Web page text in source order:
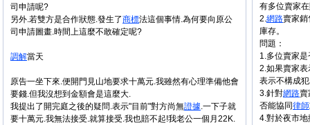
司申請呢?
另外.若雙方是合作狀態.發生了商標法這個事情.為何要向原公
司申請圖畫.時間上這麼不敢確定呢?
調解當天
原告一坐下來.便開門見山地要求十萬元.我雖然有心理準備他會
要錢.但我沒想到金額會是這麼大.
我提出了開完庭之後的疑問.表示"目前"對方尚無證據.一下子就
要十萬元.我無法接受.就算接受.我也賠不起!我老公一個月22K.
有多位賣家
2.網路賣家銷
庫存。
問題：
1.多位賣家
2.如果賣家
表示不構成
3.針對網路賣
否能協同律師
4.對於夜市